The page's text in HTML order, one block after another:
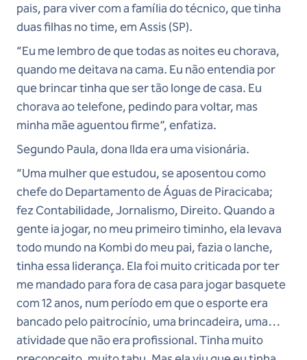
pais, para viver com a família do técnico, que tinha
duas filhas no time, em Assis (SP).
“Eu me lembro de que todas as noites eu chorava,
quando me deitava na cama. Eu não entendia por
que brincar tinha que ser tão longe de casa. Eu
chorava ao telefone, pedindo para voltar, mas
minha mãe aguentou firme”, enfatiza.
Segundo Paula, dona Ilda era uma visionária.
“Uma mulher que estudou, se aposentou como
chefe do Departamento de Águas de Piracicaba;
fez Contabilidade, Jornalismo, Direito. Quando a
gente ia jogar, no meu primeiro timinho, ela levava
todo mundo na Kombi do meu pai, fazia o lanche,
tinha essa liderança. Ela foi muito criticada por ter
me mandado para fora de casa para jogar basquete
com 12 anos, num período em que o esporte era
bancado pelo paitrocínio, uma brincadeira, uma
atividade que não era profissional. Tinha muito